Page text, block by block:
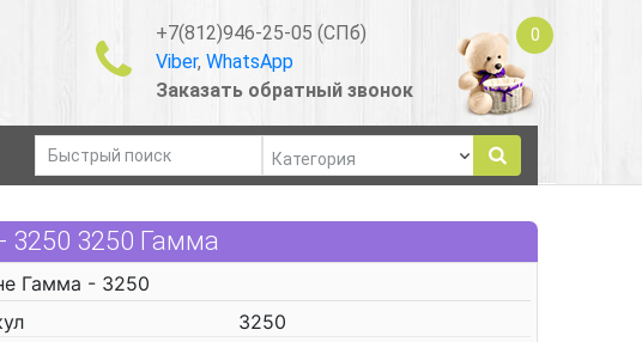
+7(812)946-25-05 (СПб)
Viber, WhatsApp
Заказать обратный звонок
0
3250 3250 Гамма
Гамма - 3250
3250